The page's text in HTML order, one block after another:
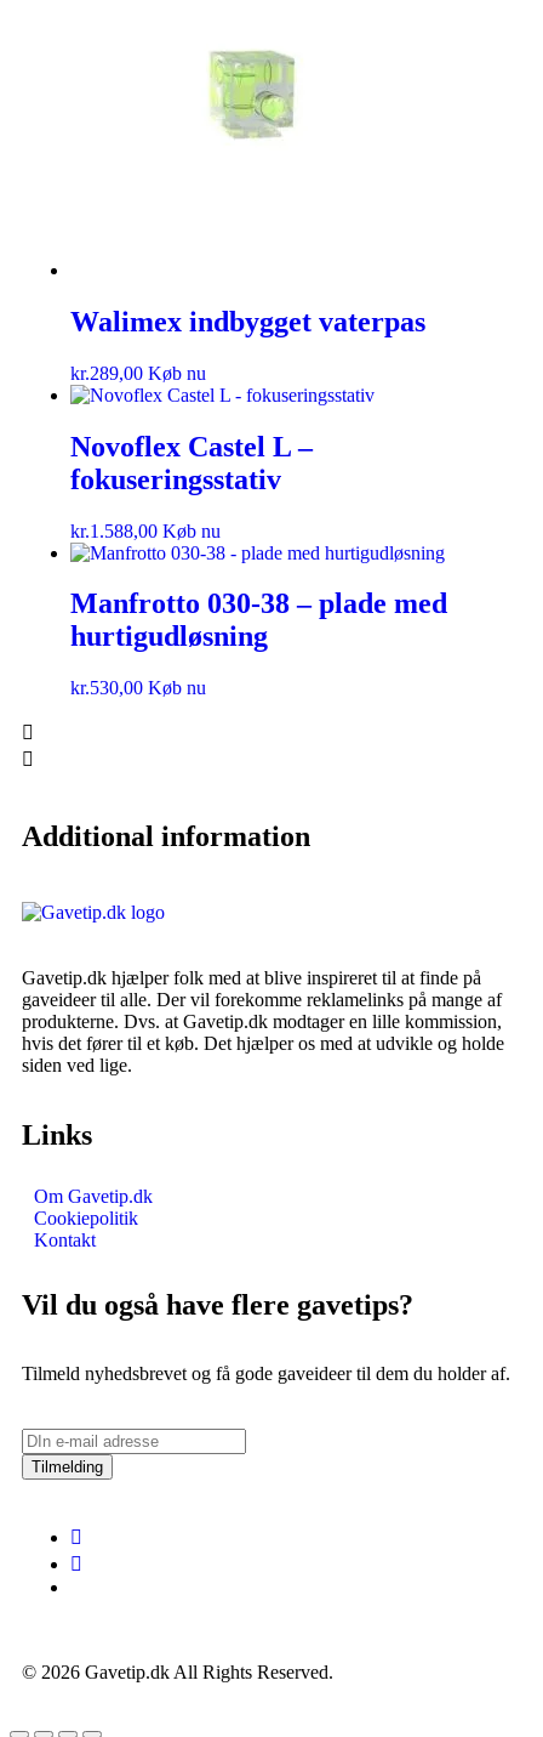
Walimex indbygget vaterpas
kr.289,00 Køb nu
Novoflex Castel L –
fokuseringsstativ
kr.1.588,00 Køb nu
Manfrotto 030-38 – plade med
hurtigudløsning
kr.530,00 Køb nu
Additional information
Gavetip.dk hjælper folk med at blive inspireret til at finde på
gaveideer til alle. Der vil forekomme reklamelinks på mange af
produkterne. Dvs. at Gavetip.dk modtager en lille kommission,
hvis det fører til et køb. Det hjælper os med at udvikle og holde
siden ved lige.
Links
Om Gavetip.dk
Cookiepolitik
Kontakt
Vil du også have flere gavetips?
Tilmeld nyhedsbrevet og få gode gaveideer til dem du holder af.
Tilmelding
© 2026 Gavetip.dk All Rights Reserved.